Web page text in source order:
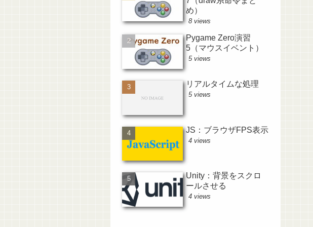
め）
8 views
Pygame Zero演習
5（マウスイベント）
5 views
リアルタイムな処理
5 views
JS：ブラウザFPS表示
4 views
Unity：背景をスクロ
ールさせる
4 views